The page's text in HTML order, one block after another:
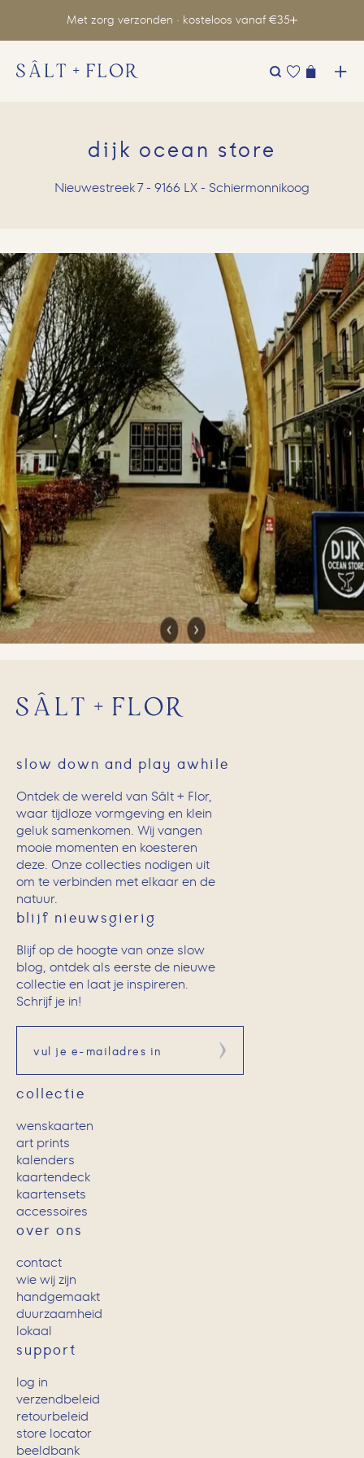
Met zorg verzonden · kosteloos vanaf €35
dijk ocean store
Nieuwestreek 7 - 9166 LX - Schiermonnikoog
slow down and play awhile
Ontdek de wereld van Sâlt + Flor,
waar tijdloze vormgeving en klein
geluk samenkomen. Wij vangen
mooie momenten en koesteren
deze. Onze collecties nodigen uit
om te verbinden met elkaar en de
natuur.
blijf nieuwsgierig
Blijf op de hoogte van onze slow
blog, ontdek als eerste de nieuwe
collectie en laat je inspireren.
Schrijf je in!
Aanmelden
collectie
wenskaarten
art prints
kalenders
kaartendeck
kaartensets
accessoires
over ons
contact
wie wij zijn
handgemaakt
duurzaamheid
lokaal
support
log in
verzendbeleid
retourbeleid
store locator
beeldbank